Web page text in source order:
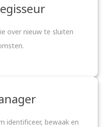
over nieuw te sluiten
identificeer, bewaak en